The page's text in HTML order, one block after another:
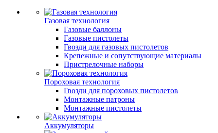
Газовая технология
Газовые баллоны
Газовые пистолеты
Гвозди для газовых пистолетов
Крепежные и сопутствующие материалы
Пристрелочные наборы
Пороховая технология
Гвозди для пороховых пистолетов
Монтажные патроны
Монтажные пистолеты
Аккумуляторы